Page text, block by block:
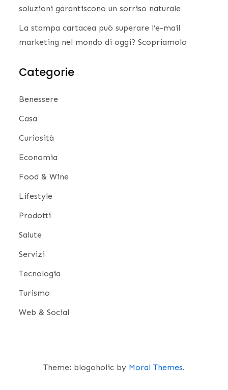
soluzioni garantiscono un sorriso naturale
La stampa cartacea può superare l’e-mail
marketing nel mondo di oggi? Scopriamolo
Categorie
Benessere
Casa
Curiosità
Economia
Food & Wine
Lifestyle
Prodotti
Salute
Servizi
Tecnologia
Turismo
Web & Social
Theme: blogoholic by Moral Themes.